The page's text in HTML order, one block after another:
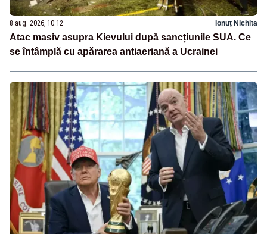
8 aug. 2026, 10:12 Ionuț Nichita
Atac masiv asupra Kievului după sancțiunile SUA. Ce
se întâmplă cu apărarea antiaeriană a Ucrainei